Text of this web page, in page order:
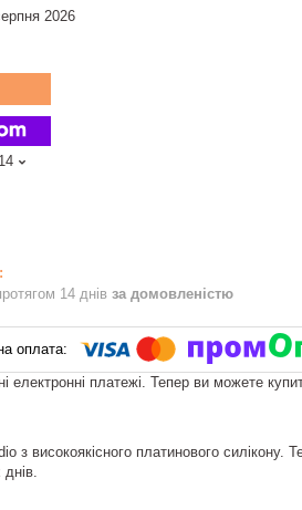
2026
14 днів за домовленістю
електронні платежі. Тепер ви можете
високоякісного платинового силікону.